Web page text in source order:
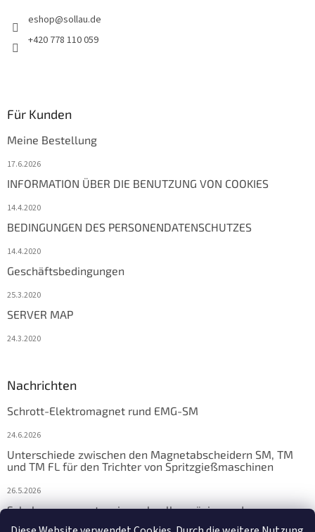
eshop@sollau.de
+420 778 110 059
Für Kunden
Meine Bestellung
17.6.2026
INFORMATION ÜBER DIE BENUTZUNG VON COOKIES
14.4.2020
BEDINGUNGEN DES PERSONENDATENSCHUTZES
14.4.2020
Geschäftsbedingungen
25.3.2020
SERVER MAP
24.3.2020
Nachrichten
Schrott-Elektromagnet rund EMG-SM
24.6.2026
Unterschiede zwischen den Magnetabscheidern SM, TM
und TM FL für den Trichter von Spritzgießmaschinen
26.5.2026
Schalungsmagnete: eine schnelle, präzise und